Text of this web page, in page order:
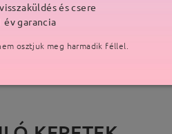
Elküldveés csere
év garancia
osztjuk meg harmadik féllel.